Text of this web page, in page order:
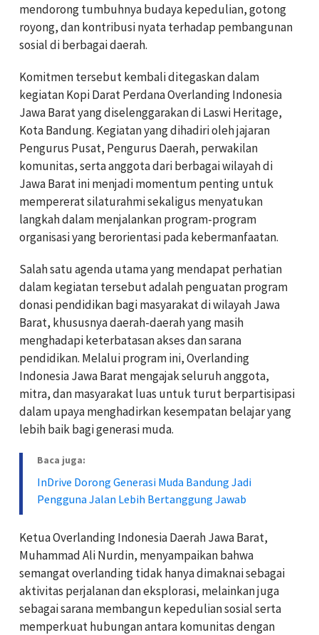
mendorong tumbuhnya budaya kepedulian, gotong
royong, dan kontribusi nyata terhadap pembangunan
sosial di berbagai daerah.
Komitmen tersebut kembali ditegaskan dalam
kegiatan Kopi Darat Perdana Overlanding Indonesia
Jawa Barat yang diselenggarakan di Laswi Heritage,
Kota Bandung. Kegiatan yang dihadiri oleh jajaran
Pengurus Pusat, Pengurus Daerah, perwakilan
komunitas, serta anggota dari berbagai wilayah di
Jawa Barat ini menjadi momentum penting untuk
mempererat silaturahmi sekaligus menyatukan
langkah dalam menjalankan program-program
organisasi yang berorientasi pada kebermanfaatan.
Salah satu agenda utama yang mendapat perhatian
dalam kegiatan tersebut adalah penguatan program
donasi pendidikan bagi masyarakat di wilayah Jawa
Barat, khususnya daerah-daerah yang masih
menghadapi keterbatasan akses dan sarana
pendidikan. Melalui program ini, Overlanding
Indonesia Jawa Barat mengajak seluruh anggota,
mitra, dan masyarakat luas untuk turut berpartisipasi
dalam upaya menghadirkan kesempatan belajar yang
lebih baik bagi generasi muda.
Baca juga:
InDrive Dorong Generasi Muda Bandung Jadi
Pengguna Jalan Lebih Bertanggung Jawab
Ketua Overlanding Indonesia Daerah Jawa Barat,
Muhammad Ali Nurdin, menyampaikan bahwa
semangat overlanding tidak hanya dimaknai sebagai
aktivitas perjalanan dan eksplorasi, melainkan juga
sebagai sarana membangun kepedulian sosial serta
memperkuat hubungan antara komunitas dengan